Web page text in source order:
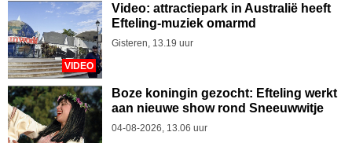
VIDEO
Video: attractiepark in Australië heeft
Efteling-muziek omarmd
Gisteren, 13.19 uur
Boze koningin gezocht: Efteling werkt
aan nieuwe show rond Sneeuwwitje
04-08-2026, 13.06 uur